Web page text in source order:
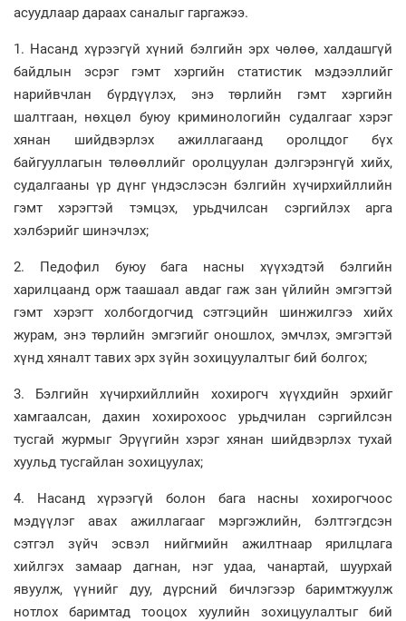
асуудлаар дараах саналыг гаргажээ.
1. Насанд хүрээгүй хүний бэлгийн эрх чөлөө, халдашгүй
байдлын эсрэг гэмт хэргийн статистик мэдээллийг
нарийвчлан бүрдүүлэх, энэ төрлийн гэмт хэргийн
шалтгаан, нөхцөл буюу криминологийн судалгааг хэрэг
хянан шийдвэрлэх ажиллагаанд оролцдог бүх
байгууллагын төлөөллийг оролцуулан дэлгэрэнгүй хийх,
судалгааны үр дүнг үндэслэсэн бэлгийн хүчирхийллийн
гэмт хэрэгтэй тэмцэх, урьдчилсан сэргийлэх арга
хэлбэрийг шинэчлэх;
2. Педофил буюу бага насны хүүхэдтэй бэлгийн
харилцаанд орж таашаал авдаг гаж зан үйлийн эмгэгтэй
гэмт хэрэгт холбогдогчид сэтгэцийн шинжилгээ хийх
журам, энэ төрлийн эмгэгийг оношлох, эмчлэх, эмгэгтэй
хүнд хяналт тавих эрх зүйн зохицуулалтыг бий болгох;
3. Бэлгийн хүчирхийллийн хохирогч хүүхдийн эрхийг
хамгаалсан, дахин хохирохоос урьдчилан сэргийлсэн
тусгай журмыг Эрүүгийн хэрэг хянан шийдвэрлэх тухай
хуульд тусгайлан зохицуулах;
4. Насанд хүрээгүй болон бага насны хохирогчоос
мэдүүлэг авах ажиллагааг мэргэжлийн, бэлтгэгдсэн
сэтгэл зүйч эсвэл нийгмийн ажилтнаар ярилцлага
хийлгэх замаар дагнан, нэг удаа, чанартай, шуурхай
явуулж, үүнийг дуу, дүрсний бичлэгээр баримтжуулж
нотлох баримтад тооцох хуулийн зохицуулалтыг бий